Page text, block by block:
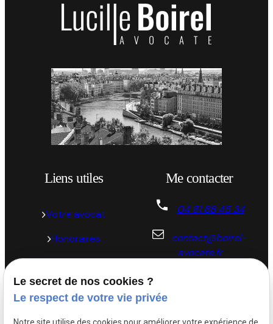
Liens utiles
Votre avocat
Honoraires
Actualités
Contact
Me contacter
04 81 68 45 34
contact@boirel-
avocate.fr
république 69002 LYON
Le secret de nos cookies ?
Le respect de votre vie privée